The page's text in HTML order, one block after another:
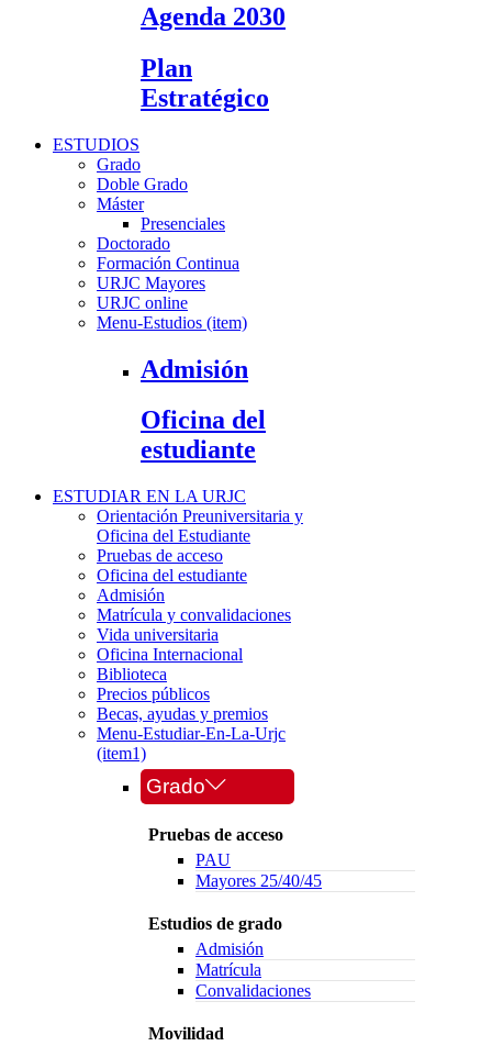
Agenda 2030
Plan
Estratégico
ESTUDIOS
Grado
Doble Grado
Máster
Presenciales
Doctorado
Formación Continua
URJC Mayores
URJC online
Menu-Estudios (item)
Admisión
Oficina del
estudiante
ESTUDIAR EN LA URJC
Orientación Preuniversitaria y
Oficina del Estudiante
Pruebas de acceso
Oficina del estudiante
Admisión
Matrícula y convalidaciones
Vida universitaria
Oficina Internacional
Biblioteca
Precios públicos
Becas, ayudas y premios
Menu-Estudiar-En-La-Urjc
(item1)
Grado
Pruebas de acceso
PAU
Mayores 25/40/45
Estudios de grado
Admisión
Matrícula
Convalidaciones
Movilidad